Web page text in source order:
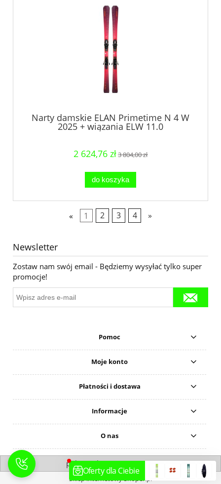
Narty damskie ELAN Primetime N 4 W
2025 + wiązania ELW 11.0
2 624,76 zł3 804,00 zł
do koszyka
« 1 2 3 4 »
Newsletter
Zostaw nam swój email - Będziemy wysyłać tylko super
promocje!
Pomoc
Moje konto
Płatności i dostawa
Informacje
O nas
pokaż pełną wersję strony
Sklep internetowy Shoper.pl